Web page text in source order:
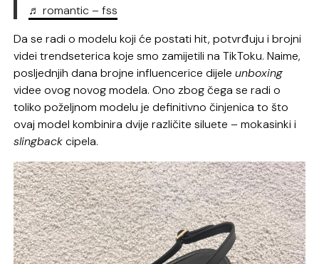
♬ romantic – fss
Da se radi o modelu koji će postati hit, potvrđuju i brojni
videi trendseterica koje smo zamijetili na TikToku. Naime,
posljednjih dana brojne influencerice dijeleunboxing
videe ovog novog modela. Ono zbog čega se radi o
toliko poželjnom modelu je definitivno činjenica to što
ovaj model kombinira dvije različite siluete – mokasinki i
slingbackcipela.